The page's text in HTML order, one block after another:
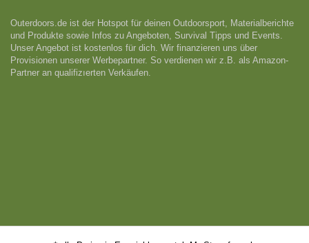
Outerdoors.de ist der Hotspot für deinen Outdoorsport, Materialberichte
und Produkte sowie Infos zu Angeboten, Survival Tipps und Events.
Unser Angebot ist kostenlos für dich. Wir finanzieren uns über
Provisionen unserer Werbepartner. So verdienen wir z.B. als Amazon-
Partner an qualifizıerten Verkäufen.